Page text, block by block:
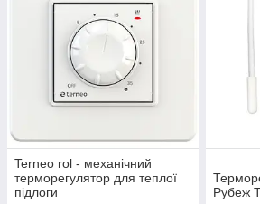
Terneo rol - механічний
терморегулятор для теплої
підлоги
Рубеж